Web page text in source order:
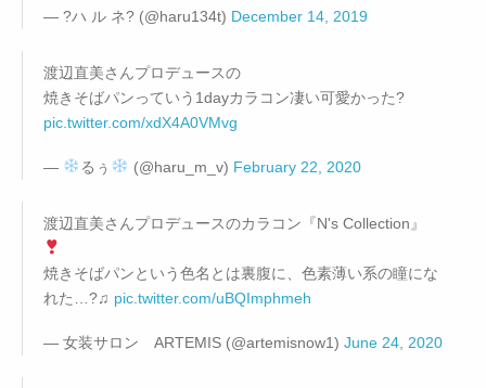
— ?ハ ル ネ? (@haru134t) December 14, 2019
渡辺直美さんプロデュースの
焼きそばパンっていう1dayカラコン凄い可愛かった?
pic.twitter.com/xdX4A0VMvg
— るぅ (@haru_m_v) February 22, 2020
渡辺直美さんプロデュースのカラコン『N's Collection』
焼きそばパンという色名とは裏腹に、色素薄い系の瞳にな
れた…?♫ pic.twitter.com/uBQImphmeh
— 女装サロン ARTEMIS (@artemisnow1) June 24, 2020